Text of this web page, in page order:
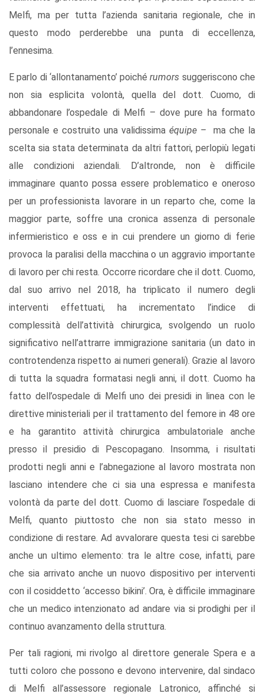
Melfi, ma per tutta l’azienda sanitaria regionale, che in
questo modo perderebbe una punta di eccellenza,
l’ennesima.
E parlo di ‘allontanamento’ poichérumors suggeriscono che
non sia esplicita volontà, quella del dott. Cuomo, di
abbandonare l’ospedale di Melfi – dove pure ha formato
personale e costruito una validissima équipe – ma che la
scelta sia stata determinata da altri fattori, perlopiù legati
alle condizioni aziendali. D’altronde, non è difficile
immaginare quanto possa essere problematico e oneroso
per un professionista lavorare in un reparto che, come la
maggior parte, soffre una cronica assenza di personale
infermieristico e oss e in cui prendere un giorno di ferie
provoca la paralisi della macchina o un aggravio importante
di lavoro per chi resta. Occorre ricordare che il dott. Cuomo,
dal suo arrivo nel 2018, ha triplicato il numero degli
interventi effettuati, ha incrementato l’indice di
complessità dell’attività chirurgica, svolgendo un ruolo
significativo nell’attrarre immigrazione sanitaria (un dato in
controtendenza rispetto ai numeri generali). Grazie al lavoro
di tutta la squadra formatasi negli anni, il dott. Cuomo ha
fatto dell’ospedale di Melfi uno dei presidi in linea con le
direttive ministeriali per il trattamento del femore in 48 ore
e ha garantito attività chirurgica ambulatoriale anche
presso il presidio di Pescopagano. Insomma, i risultati
prodotti negli anni e l’abnegazione al lavoro mostrata non
lasciano intendere che ci sia una espressa e manifesta
volontà da parte del dott. Cuomo di lasciare l’ospedale di
Melfi, quanto piuttosto che non sia stato messo in
condizione di restare. Ad avvalorare questa tesi ci sarebbe
anche un ultimo elemento: tra le altre cose, infatti, pare
che sia arrivato anche un nuovo dispositivo per interventi
con il cosiddetto ‘accesso bikini’. Ora, è difficile immaginare
che un medico intenzionato ad andare via si prodighi per il
continuo avanzamento della struttura.
Per tali ragioni, mi rivolgo al direttore generale Spera e a
tutti coloro che possono e devono intervenire, dal sindaco
di Melfi all’assessore regionale Latronico, affinché si